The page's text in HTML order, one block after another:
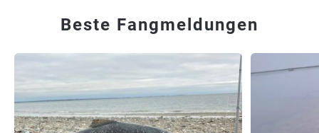
Beste Fangmeldungen